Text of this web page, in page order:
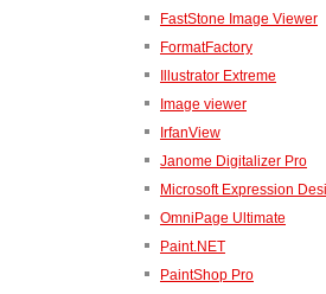
FastStone Image Viewer
FormatFactory
Illustrator Extreme
Image viewer
IrfanView
Janome Digitalizer Pro
Microsoft Expression
OmniPage Ultimate
Paint.NET
PaintShop Pro